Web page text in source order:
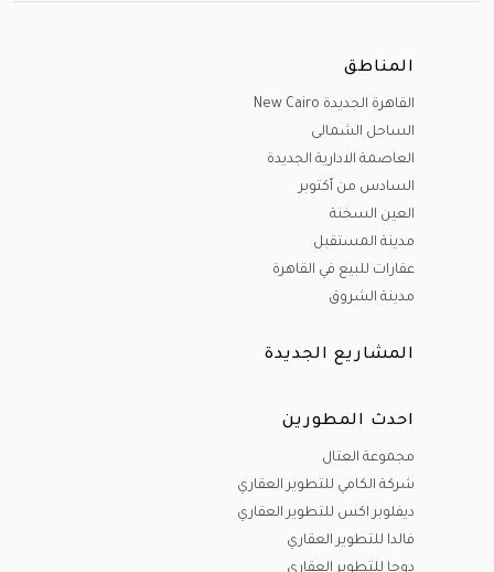
المناطق
القاهرة الجديدة New Cairo
الساحل الشمالى
العاصمة الادارية الجديدة
السادس من أكتوبر
العين السخنة
مدينة المستقبل
عقارات للبيع في القاهرة
مدينة الشروق
المشاريع الجديدة
احدث المطورين
مجموعة العتال
شركة الكامي للتطوير العقاري
ديفلوبر اكس للتطوير العقاري
فالدا للتطوير العقاري
دوجا للتطوير العقاري